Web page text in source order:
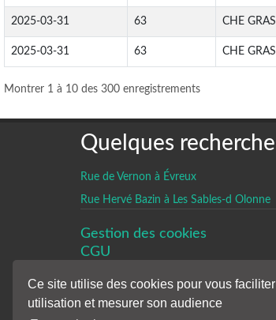
Ce site utilise des cookies pour vous
utilisation et mesurer son audience
2025-03-31 63 CHE
2025-03-31 63 CHE
Montrer 1 à 10 des 300 enregistrements
Quelques
Rue de Vernon à Évreux
Rue Hervé Bazin à Les Sables-d Olonne
Gestion des cookies
CGU